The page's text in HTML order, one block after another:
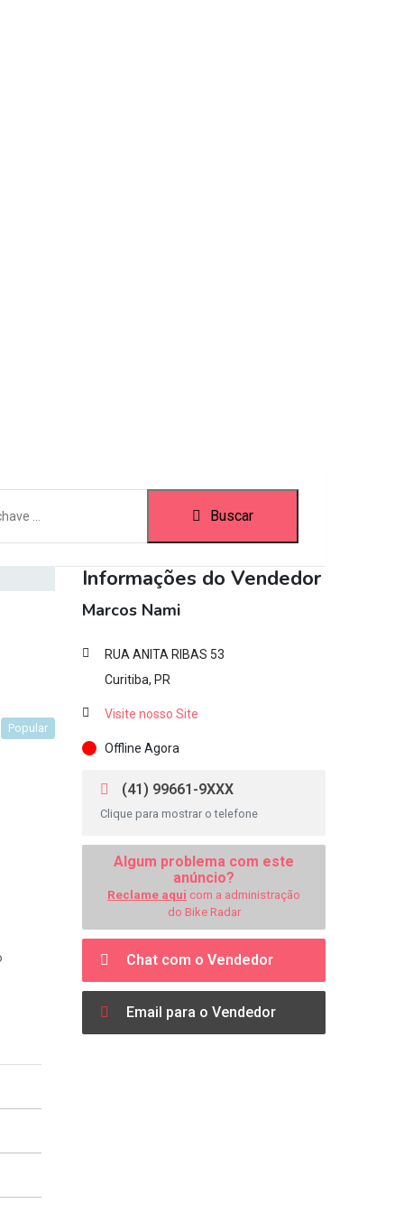
Buscar
Popular
Informações do Vendedor
Marcos Nami
RUA ANITA RIBAS 53
Curitiba, PR
Visite nosso Site
Offline Agora
(41) 99661-9XXX
Clique para mostrar o telefone
Algum problema com este
anúncio?
Reclame aqui com a administração
do Bike Radar
Chat com o Vendedor
Email para o Vendedor